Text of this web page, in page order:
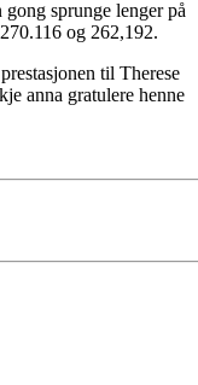
sprunge lenger på
og 262,192.
til Therese
anna gratulere henne